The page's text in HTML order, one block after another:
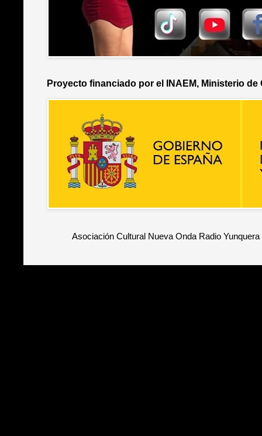
Proyecto financiado por el INAEM, Ministerio de
Asociación Cultural Nueva Onda Radio